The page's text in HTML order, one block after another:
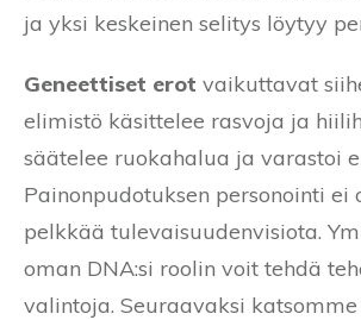
ja yksi keskeinen selitys löytyy
Geneettiset erot vaikuttavat
elimistö käsittelee rasvoja ja
säätelee ruokahalua ja varastoi
Painonpudotuksen personointi ei
pelkkää tulevaisuudenvisiota.
oman DNA:si roolin voit tehdä
valintoja. Seuraavaksi